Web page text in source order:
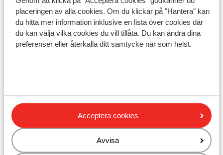
placeringen av alla cookies. Om du klickar på "Hantera" kan
du hitta mer information inklusive en lista över cookies där
du kan välja vilka cookies du vill tillåta. Du kan ändra dina
preferenser eller återkalla ditt samtycke när som helst.
Acceptera cookies
Avvisa
Liftkort
Skidskola
Andra boenden i Grandvalira
Lodge Park Hotel